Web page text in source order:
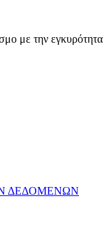
με την εγκυρότητα
ΔΕΔΟΜΕΝΩΝ